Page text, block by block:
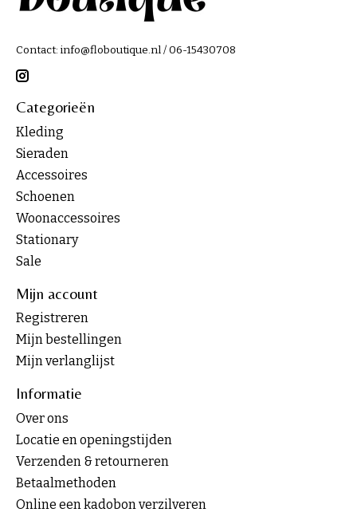
Contact: info@floboutique.nl/ 06-15430708
Categorieën
Kleding
Sieraden
Accessoires
Schoenen
Woonaccessoires
Stationary
Sale
Mijn account
Registreren
Mijn bestellingen
Mijn verlanglijst
Informatie
Over ons
Locatie en openingstijden
Verzenden & retourneren
Betaalmethoden
Online een kadobon verzilveren